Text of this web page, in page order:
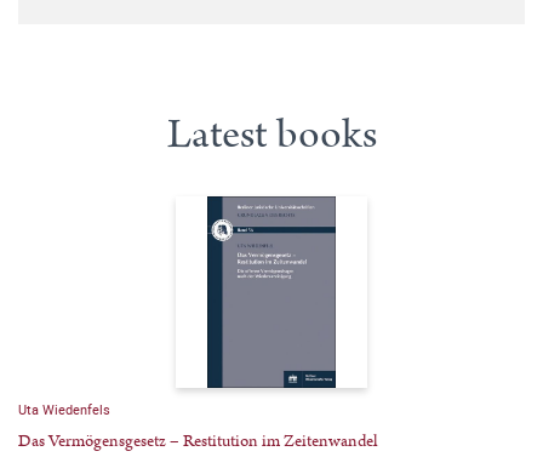
Latest books
Uta Wiedenfels
Das Vermögensgesetz – Restitution im Zeitenwandel